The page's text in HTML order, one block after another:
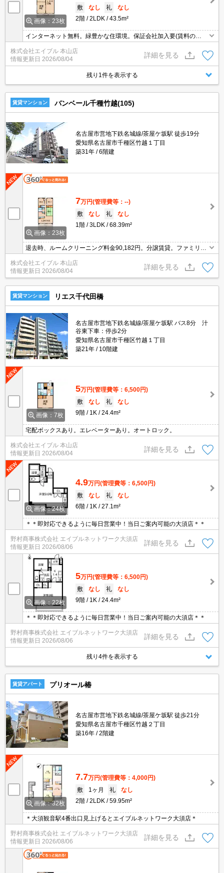
画像：23枚
敷
なし 礼
なし
2階
2LDK 43.5m²
インターネット無料。緑豊かな住環境。保証会社加入要(賃料の
1%)。インターネット初期費用11,000円。違約金(6ヶ月未満 家賃2
ヶ月、12ヶ月未満 家賃1ヶ月)。
株式会社エイブル 本山店
情報更新日 2026/08/04
詳細を見る
残り1件を表示する
賃貸マンション バンベール千種竹越(105)
名古屋市営地下鉄名城線/茶屋ケ坂駅 徒歩19分
愛知県名古屋市千種区竹越１丁目
築31年
6階建
画像：23枚
7万円(管理費等：--)
敷
なし 礼
なし
1階
3LDK 68.39m²
退去時、ルームクリーニング料金90,182円。分譲賃貸。ファミリー
株式会社エイブル 本山店
情報更新日 2026/08/04
詳細を見る
賃貸マンション リエス千代田橋
名古屋市営地下鉄名城線/茶屋ケ坂駅 バス8分 汁
谷東下車：停歩2分
愛知県名古屋市千種区竹越１丁目
築21年
10階建
画像：7枚
5万円(管理費等：6,500円)
敷
なし 礼
なし
9階
1K 24.4m²
宅配ボックスあり。エレベーターあり。オートロック。
株式会社エイブル 本山店
情報更新日 2026/08/04
詳細を見る
画像：24枚
4.9万円(管理費等：6,500円)
敷
なし 礼
なし
6階
1K 27.1m²
＊＊即対応できるように毎日営業中！当日ご案内可能の大須店＊＊
野村商事株式会社 エイブルネットワーク大須店
情報更新日 2026/08/06
詳細を見る
画像：22枚
5万円(管理費等：6,500円)
敷
なし 礼
なし
9階
1K 24.4m²
＊＊即対応できるように毎日営業中！当日ご案内可能の大須店＊＊
野村商事株式会社 エイブルネットワーク大須店
情報更新日 2026/08/06
詳細を見る
残り4件を表示する
賃貸アパート プリオール椿
名古屋市営地下鉄名城線/茶屋ケ坂駅 徒歩21分
愛知県名古屋市千種区竹越２丁目
築16年
2階建
画像：32枚
7.7万円(管理費等：4,000円)
敷
1ヶ月 礼
なし
2階
2LDK 59.95m²
＊大須観音駅4番出口見上げるとエイブルネットワーク大須店＊
野村商事株式会社 エイブルネットワーク大須店
情報更新日 2026/08/06
詳細を見る